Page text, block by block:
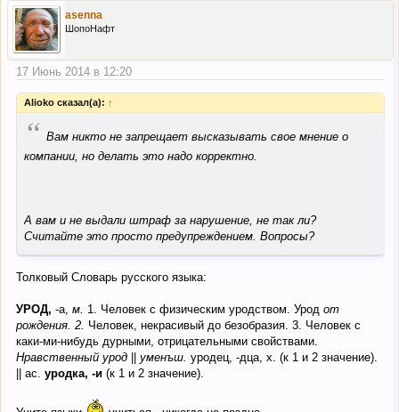
asenna
ШопоНафт
17 Июнь 2014 в 12:20
Alioko сказал(а): ↑
“ Вам никто не запрещает высказывать свое мнение о
компании, но делать это надо корректно.
А вам и не выдали штраф за нарушение, не так ли?
Считайте это просто предупреждением. Вопросы?
Толковый Словарь русского языка:
УРОД, -а, м. 1. Человек с физическим уродством. Урод от
рождения. 2. Человек, некрасивый до безобразия. 3. Человек с
каки-ми-нибудь дурными, отрицательными свойствами.
Нравственный урод
уменъш. уродец, -дца, х. (к 1 и 2 значение).
|| ас. уродка, -и (к 1 и 2 значение).